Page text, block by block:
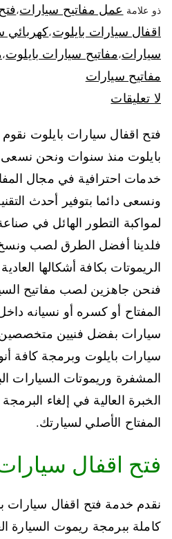
ذو علامة عمل مفاتيح سيارات،
اقفال سيارات بايلوت،كهربائي
سيارات،مفاتيح سيارات بايلوت،
مفاتيح سيارات
لا تعليقات
فتح اقفال سيارات بايلوت
بايلوت منذ سنوات ونحن نسعى
خدمات احترافية في مجال
ونسعى دائما بتوفير أحدث
لمواكبة التطور الهائل في
فلدينا أفضل الطرق لصب ونسخ
الريموتات بكافة أشكالها
فنحن جاهزين لصب مفاتيح
المفتاح أو كسره أو نسيانه
سيارات بفضل فنيين
سيارات بايلوت وبرمجة كافة
المشفرة وريموتات السيارات
الخبرة العالية في إلغاء
المفتاح الأصلي لسيارتك.
فتح اقفال
نقدم خدمة فتح اقفال سيارات
كاملة ببرمجة ريموت السيارة